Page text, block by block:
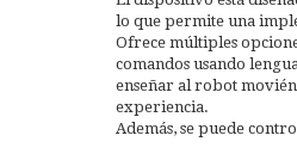
lo que permite una
Ofrece múltiples
comandos usando
enseñar al robot
experiencia.
Además, se puede